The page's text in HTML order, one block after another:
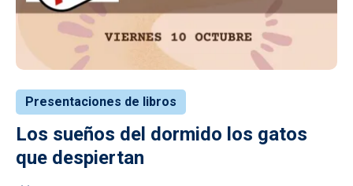
Presentaciones de libros
Los sueños del dormido los gatos
que despiertan